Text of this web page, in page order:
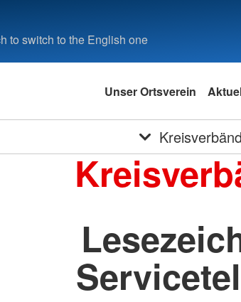
to switch to the English one
Unser Ortsverein